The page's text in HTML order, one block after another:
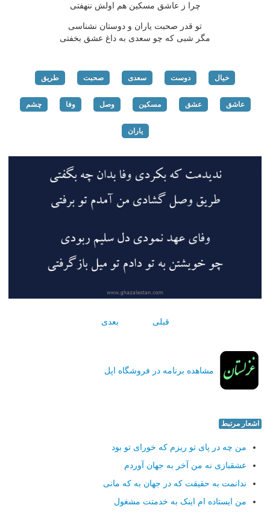
چرا ز عاشق مسکین هم اولش ننهفتی
تو قدر صحبت یاران و دوستان نشناسی
مگر شبی که چو سعدی به داغ عشق بخفتی
خیال دوست سعدی صحبت طریق
عاشق عشق مسکین وصل وفا چشم
یاران
قبلی بعدی
مشاهده برنامه در فروشگاه اپل
اشعار مرتبط
من چه در پای تو ریزم که خورای تو بود
عشقبازی نه من آخر به جهان آوردم
ندانمت به حقیقت که در جهان به که مانی
من ایستاده ام اینک به خدمتت مشغول